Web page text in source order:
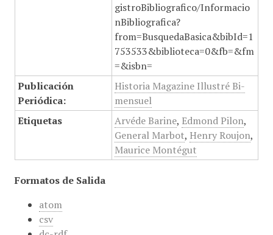
gistroBibliografico/Informacio
nBibliografica?
from=BusquedaBasica&bibId=1
753533&biblioteca=0&fb=&fm
=&isbn=
Publicación
Periódica:
Historia Magazine Illustré Bi-
mensuel
Etiquetas
Arvéde Barine, Edmond Pilon,
General Marbot, Henry Roujon,
Maurice Montégut
Formatos de Salida
atom
csv